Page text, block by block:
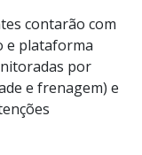
contarão com
e plataforma
por
e frenagem) e